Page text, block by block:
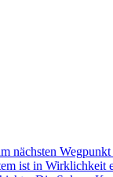
nächsten
ist in Wirklichkeit